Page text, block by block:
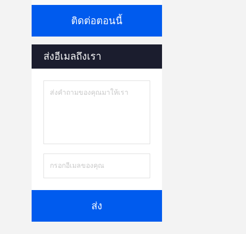
ติดต่อตอนนี้
ส่งอีเมลถึงเรา
ส่ง